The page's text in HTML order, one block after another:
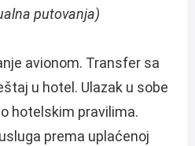
putovanja)
avionom. Transfer sa
u hotel. Ulazak u sobe
hotelskim pravilima.
prema uplaćenoj